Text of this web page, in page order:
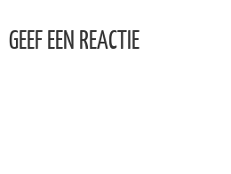
GEEF EEN REACTIE